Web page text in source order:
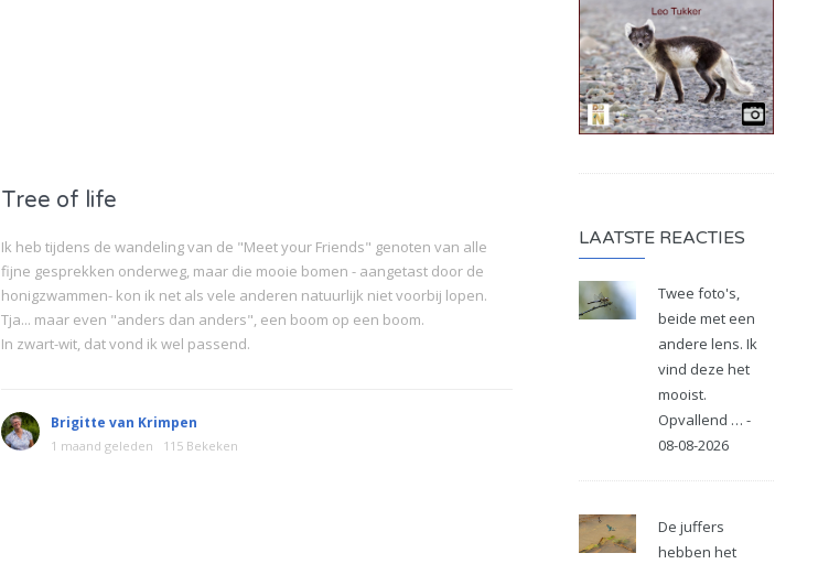
Tree of life
Ik heb tijdens de wandeling van de "Meet your Friends" genoten van alle
fijne gesprekken onderweg, maar die mooie bomen - aangetast door de
honigzwammen- kon ik net als vele anderen natuurlijk niet voorbij lopen.
Tja... maar even "anders dan anders", een boom op een boom.
In zwart-wit, dat vond ik wel passend.
Brigitte van Krimpen
1 maand geleden 115 Bekeken
LAATSTE REACTIES
Twee foto's,
beide met een
andere lens. Ik
vind deze het
mooist.
Opvallend … -
08-08-2026
De juffers
hebben het